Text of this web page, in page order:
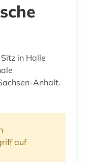
in Halle
Anhalt.
auf